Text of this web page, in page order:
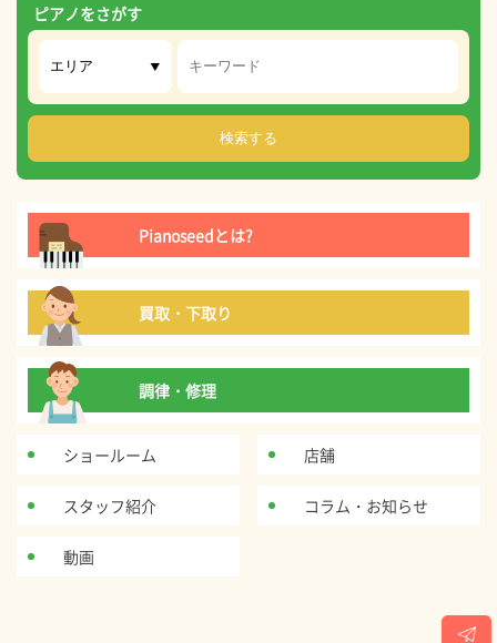
ピアノをさがす
Pianoseedとは?
買取・下取り
調律・修理
ショールーム 店舗
スタッフ紹介 コラム・お知らせ
動画